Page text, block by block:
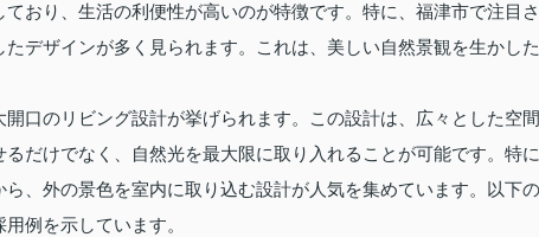
おり、生活の利便性が高いのが特徴です。特に、福津市で注目さ
デザインが多く見られます。これは、美しい自然景観を生かした
口のリビング設計が挙げられます。この設計は、広々とした空間
だけでなく、自然光を最大限に取り入れることが可能です。特に
、外の景色を室内に取り込む設計が人気を集めています。以下の
例を示しています。